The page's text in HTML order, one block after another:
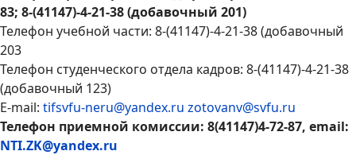
83; 8-(41147)-4-21-38 (добавочный 201)
Телефон учебной части: 8-(41147)-4-21-38 (добавочный
203
Телефон студенческого отдела кадров: 8-(41147)-4-21-38
(добавочный 123)
E-mail: tifsvfu-neru@yandex.ru zotovanv@svfu.ru
Телефон приемной комиссии: 8(41147)4-72-87, email:
NTI.ZK@yandex.ru